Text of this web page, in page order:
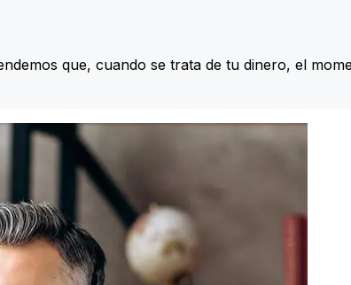
que, cuando se trata de tu dinero, el